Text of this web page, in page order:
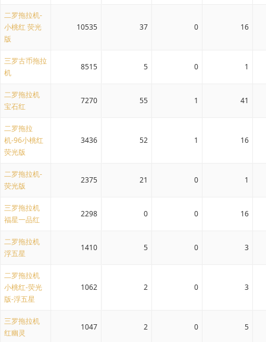
二罗拖拉机-
小桃红 荧光
版
10535 37 0 16
三罗古币拖拉
机
8515 5 0 1
二罗拖拉机
宝石红
7270 55 1 41
二罗拖拉
机-96小桃红
荧光版
3436 52 1 16
二罗拖拉机-
荧光版
2375 21 0 1
三罗拖拉机
福星一品红
2298 0 0 16
二罗拖拉机
浮五星
1410 5 0 3
二罗拖拉机
小桃红-荧光
版-浮五星
1062 2 0 3
三罗拖拉机
红幽灵
1047 2 0 5